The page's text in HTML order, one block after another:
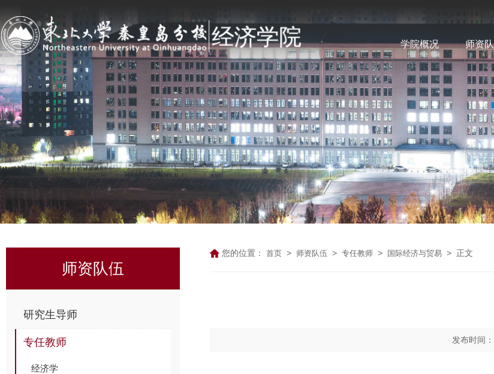
学院概况 师资
师资队伍
研究生导师
专任教师
经济学
您的位置： 首页 > 师资队伍 > 专任教师 > 国际经济与贸易 > 正文
发布时间